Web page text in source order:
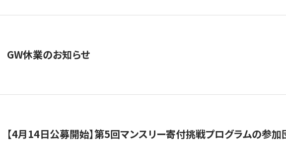
GW休業のお知らせ
【4月14日公募開始】第5回マンスリー寄付挑戦プログラムの参